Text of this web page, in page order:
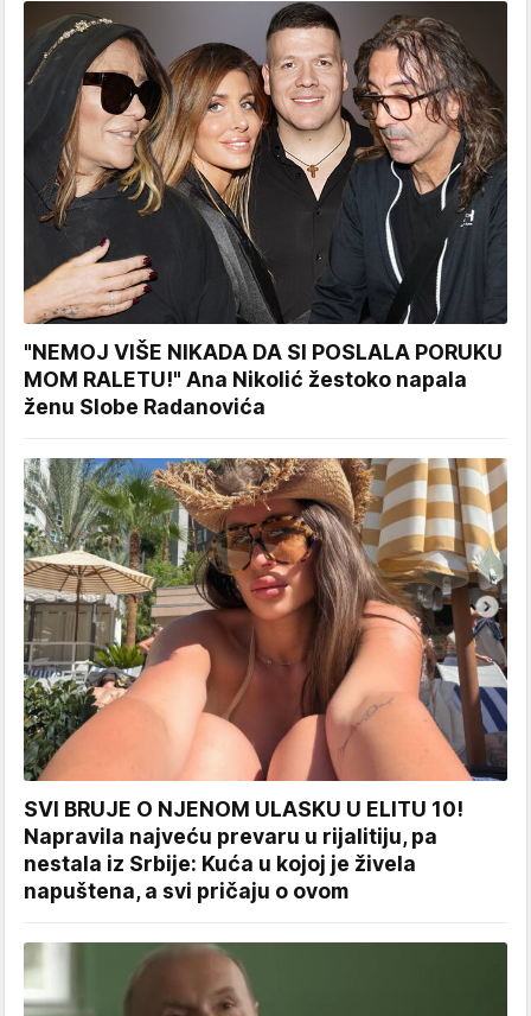
"NEMOJ VIŠE NIKADA DA SI POSLALA PORUKU
MOM RALETU!" Ana Nikolić žestoko napala
ženu Slobe Radanovića
SVI BRUJE O NJENOM ULASKU U ELITU 10!
Napravila najveću prevaru u rijalitiju, pa
nestala iz Srbije: Kuća u kojoj je živela
napuštena, a svi pričaju o ovom